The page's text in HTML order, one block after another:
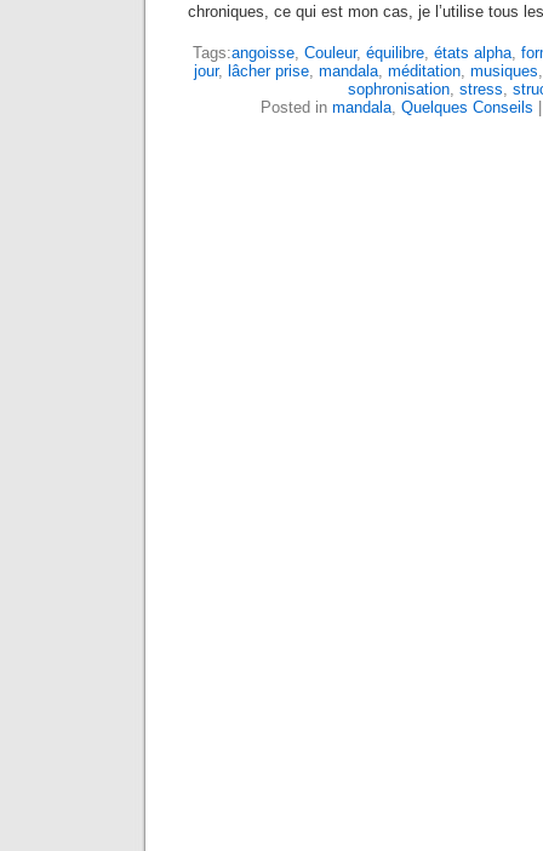
chroniques, ce qui est mon cas, je l’utilise tous
Tags:angoisse, Couleur, équilibre, états alpha,
jour, lâcher prise, mandala, méditation, musiques
sophronisation, stress,
Posted in mandala, Quelques Conseils